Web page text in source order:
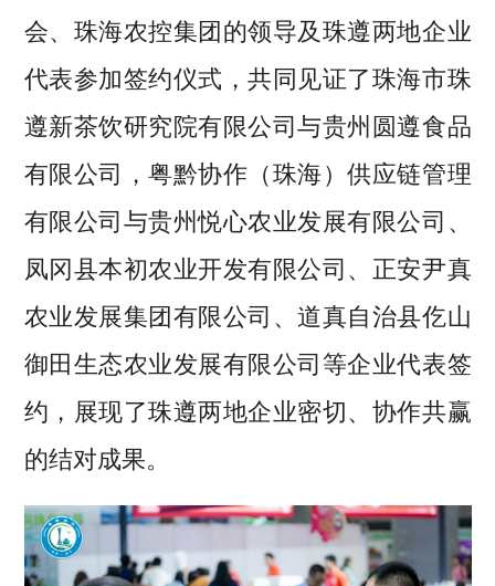
会、珠海农控集团的领导及珠遵两地企业
代表参加签约仪式，共同见证了珠海市珠
遵新茶饮研究院有限公司与贵州圆遵食品
有限公司，粤黔协作（珠海）供应链管理
有限公司与贵州悦心农业发展有限公司、
凤冈县本初农业开发有限公司、正安尹真
农业发展集团有限公司、道真自治县仡山
御田生态农业发展有限公司等企业代表签
约，展现了珠遵两地企业密切、协作共赢
的结对成果。